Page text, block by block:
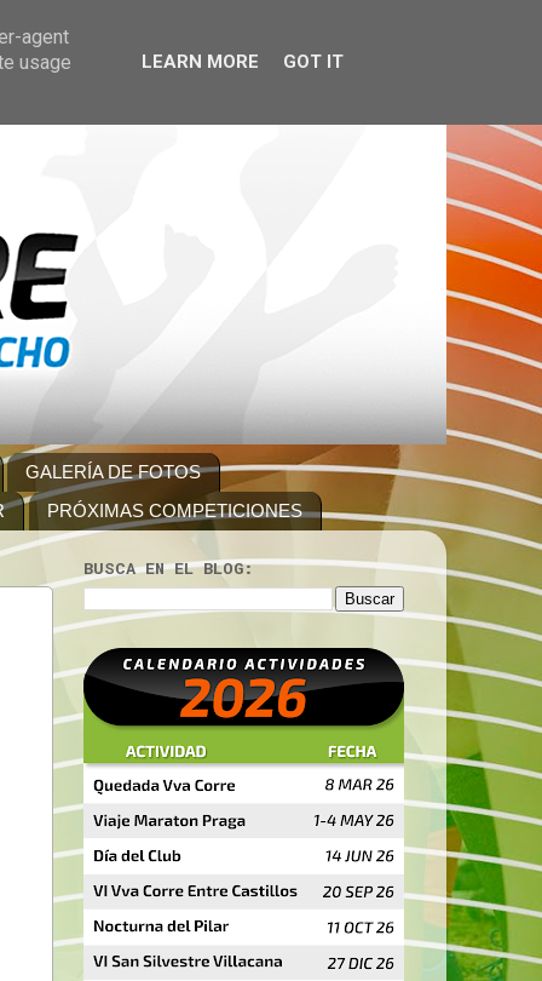
GALERÍA DE FOTOS
PRÓXIMAS COMPETICIONES
BUSCA EN EL BLOG:
agent
usage
LEARN MORE GOT IT